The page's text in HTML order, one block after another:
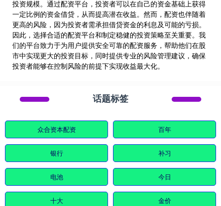
投资规模。通过配资平台，投资者可以在自己的资金基础上获得
一定比例的资金借贷，从而提高潜在收益。然而，配资也伴随着
更高的风险，因为投资者需承担借贷资金的利息及可能的亏损。
因此，选择合适的配资平台和制定稳健的投资策略至关重要。我
们的平台致力于为用户提供安全可靠的配资服务，帮助他们在股
市中实现更大的投资目标，同时提供专业的风险管理建议，确保
投资者能够在控制风险的前提下实现收益最大化。
话题标签
众合资本配资 百年
银行 补习
电池 今日
十大 金价